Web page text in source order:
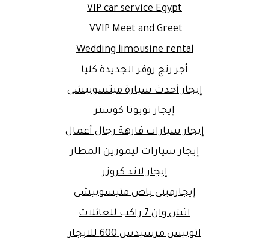
VIP car service Egypt
VVIP Meet and Greet.
Wedding limousine rental
أجر رنج روفر الجديدة كليا
إيجار أحدث سيارة ميتسوبيشى
إيجار تويوتا كوستر
إيجار سيارات فارهة رجال أعمال
إيجار سيارات ليموزين المطار
إيجار لاند كروزر
إيجارمينى باص متيسوبيشى
اتش وان 7 راكب للعائلات
اتوبيس مرسيدس 600 للايجار